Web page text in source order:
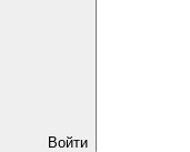
Войти